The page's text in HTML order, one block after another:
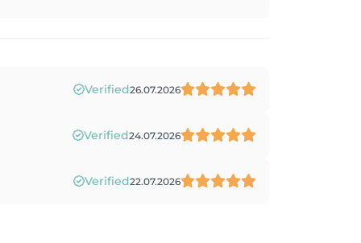
Verified26.07.2026
Verified24.07.2026
Verified22.07.2026